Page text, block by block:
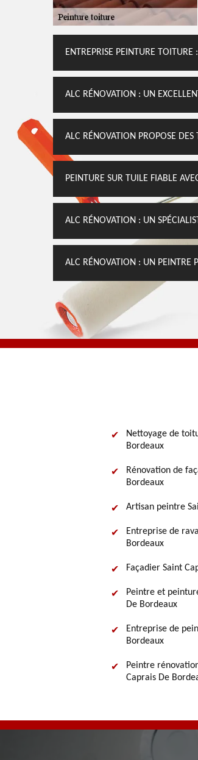
ENTREPRISE PEINTURE TOITURE
ALC RÉNOVATION : UN
ALC RÉNOVATION PROPOSE DES
PEINTURE SUR TUILE FIABLE
ALC RÉNOVATION : UN
ALC RÉNOVATION : UN PEINTRE
Nettoyage de
Bordeaux
Rénovation de
Bordeaux
Artisan peintre
Entreprise de
Bordeaux
Façadier Saint
Peintre et
De Bordeaux
Entreprise de
Bordeaux
Peintre
Caprais De